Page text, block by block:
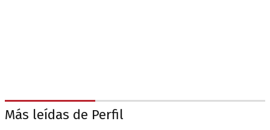
Más leídas de Perfil